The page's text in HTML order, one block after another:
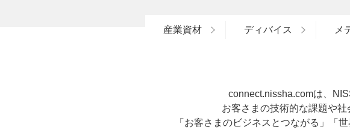
産業資材 ディバイス メ
connect.nissha.comは、
お客さまの技術的な課題や
「お客さまのビジネスとつながる」「